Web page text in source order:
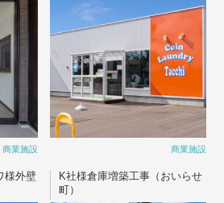
商業施設 商業施設
様外壁
K社様倉庫増築工事（おいらせ
町）